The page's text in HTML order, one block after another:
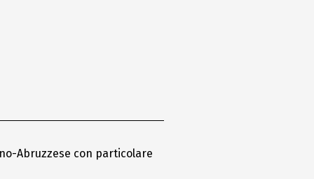
Abruzzese con particolare